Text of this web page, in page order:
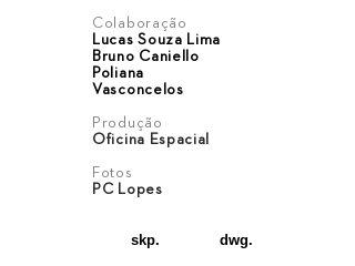
Colaboração
Lucas Souza Lima
Bruno Caniello
Poliana
Vasconcelos
Produção
Oficina Espacial
Fotos
PC Lopes
skp. dwg.